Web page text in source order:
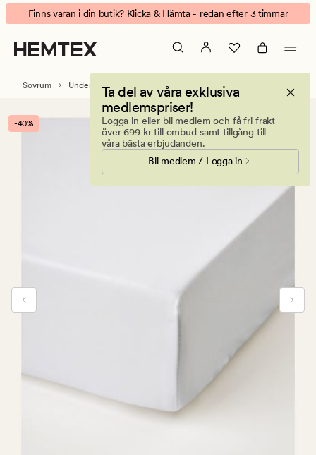
Egyptian
cotton
dra-
på-
Animerad
banner.
Klicka
på
att
pausa.
Finns varan i din butik? Klicka & Hämta - redan efter 3 timmar
Ta del av våra exklusiva
medlemspriser!
Logga in eller bli medlem och få fri frakt
över 699 kr till ombud samt tillgång till
våra bästa erbjudanden.
Bli medlem / Logga in
Sovrum Underlakan Dra på lakan
-40%